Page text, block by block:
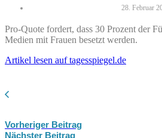
28. Februar
Pro-Quote fordert, dass 30 Prozent der
Medien mit Frauen besetzt werden.
Artikel lesen auf tagesspiegel.de
Vorheriger Beitrag
Nächster Beitrag